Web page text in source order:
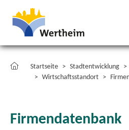
Startseite Stadtentwicklung
Wirtschaftsstandort
Firmendatenbank